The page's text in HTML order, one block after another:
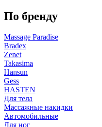
По бренду
Massage Paradise
Bradex
Zenet
Takasima
Hansun
Gess
HASTEN
Для тела
Массажные накидки
Автомобильные
Для ног